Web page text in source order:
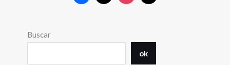
Buscar
ok